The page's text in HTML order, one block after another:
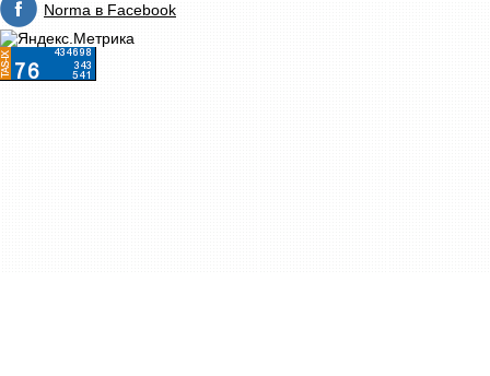
Norma в Facebook